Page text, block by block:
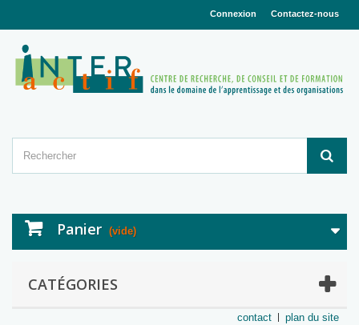
Contactez-nous
Connexion
Panier (vide)
CATÉGORIES
contact plan du site